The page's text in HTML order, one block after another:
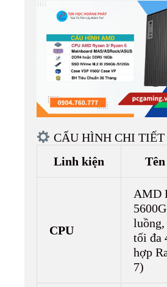
CẤU HÌNH CHI TIẾT
Linh kiện
CPU
AMD
tối đa
hợp
7)